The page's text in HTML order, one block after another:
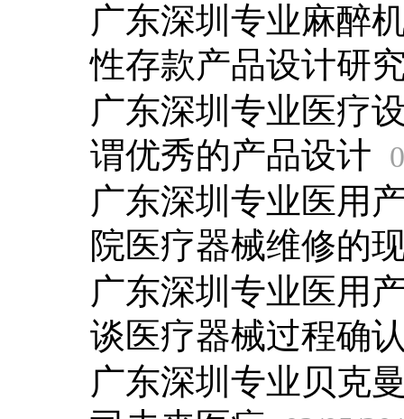
广东深圳专业麻醉
性存款产品设计研
广东深圳专业医疗
谓优秀的产品设计
广东深圳专业医用
院医疗器械维修的
广东深圳专业医用
谈医疗器械过程确
广东深圳专业贝克